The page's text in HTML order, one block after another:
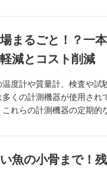
まるごと！？一
減とコスト削減
度計や質量計、検査や試
多くの計測機器が使用され
れらの計測機器の定期的
魚の小骨まで！